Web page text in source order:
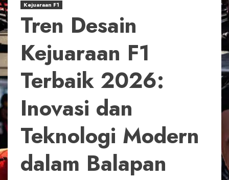
Kejuaraan F1
Tren Desain
Kejuaraan F1
Terbaik 2026:
Inovasi dan
Teknologi Modern
dalam Balapan